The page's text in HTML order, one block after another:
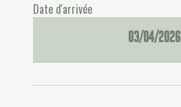
Date d'arrivée
03/04/2026